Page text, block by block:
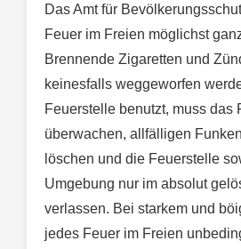
Das Amt für
Feuer im Freien möglichst
Brennende Zigaretten und
keinesfalls weggeworfen
Feuerstelle benutzt, muss das
überwachen, allfälligen
löschen und die Feuerstelle
Umgebung nur im absolut
verlassen. Bei starkem und
jedes Feuer im Freien